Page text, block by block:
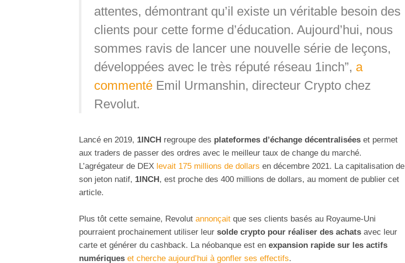
attentes, démontrant qu’il existe un véritable besoin des
clients pour cette forme d’éducation. Aujourd’hui, nous
sommes ravis de lancer une nouvelle série de leçons,
développées avec le très réputé réseau 1inch”, a
commentéEmil Urmanshin, directeur Crypto chez
Revolut.
Lancé en 2019, 1INCH regroupe des plateformes d’échange décentralisées et permet
aux traders de passer des ordres avec le meilleur taux de change du marché.
L’agrégateur de DEX levait 175 millions de dollars en décembre 2021. La capitalisation de
son jeton natif, 1INCH, est proche des 400 millions de dollars, au moment de publier cet
article.
Plus tôt cette semaine, Revolut annonçait que ses clients basés au Royaume-Uni
pourraient prochainement utiliser leur solde crypto pour réaliser des achats avec leur
carte et générer du cashback. La néobanque est en expansion rapide sur les actifs
numériques et cherche aujourd’hui à gonfler ses effectifs.